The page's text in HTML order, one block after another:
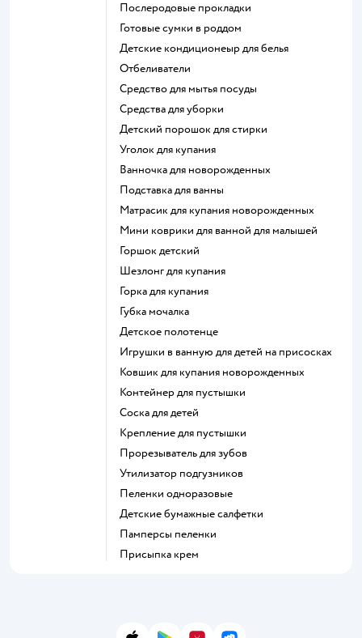
послеродовые прокладки
готовые сумки в роддом
детские кондиционеыр для белья
отбеливатели
средство для мытья посуды
средства для уборки
детский порошок для стирки
уголок для купания
ванночка для новорожденных
подставка для ванны
матрасик для купания новорожденных
мини коврики для ванной для малышей
горшок детский
шезлонг для купания
горка для купания
губка мочалка
детское полотенце
игрушки в ванную для детей на присосках
ковшик для купания новорожденных
контейнер для пустышки
соска для детей
крепление для пустышки
прорезыватель для зубов
утилизатор подгузников
пеленки одноразовые
детские бумажные салфетки
памперсы пеленки
присыпка крем